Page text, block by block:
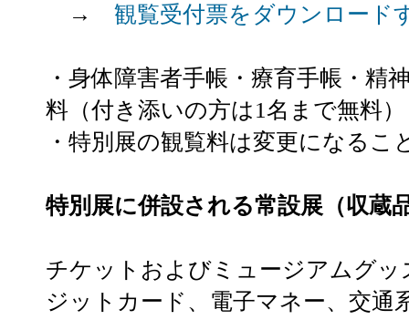
→ 観覧受付票をダウンロード
・身体障害者手帳・療育手帳・精
料（付き添いの方は1名まで無料）
・特別展の観覧料は変更になるこ
特別展に併設される常設展（収蔵
チケットおよびミュージアムグ
ジットカード、電子マネー、交通